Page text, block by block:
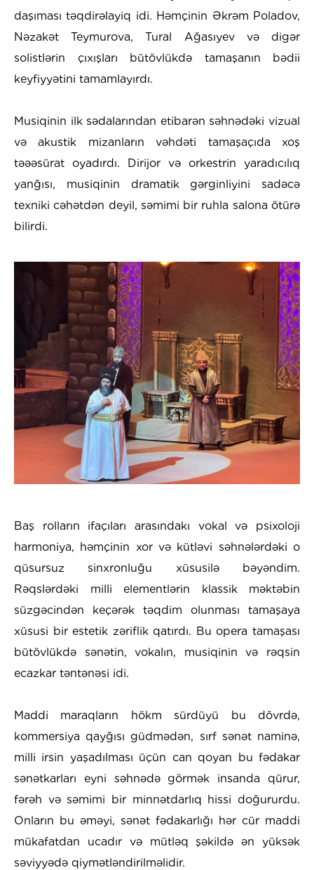
daşıması təqdirəlayiq idi. Həmçinin Əkrəm Poladov,
Nəzakət Teymurova, Tural Ağasıyev və digər
solistlərin çıxışları bütövlükdə tamaşanın bədii
keyfiyyətini tamamlayırdı.
Musiqinin ilk sədalarından etibarən səhnədəki vizual
və akustik mizanların vəhdəti tamaşaçıda xoş
təəəsürat oyadırdı. Dirijor və orkestrin yaradıcılıq
yanğısı, musiqinin dramatik gərginliyini sadəcə
texniki cəhətdən deyil, səmimi bir ruhla salona ötürə
bilirdi.
Baş rolların ifaçıları arasındakı vokal və psixoloji
harmoniya, həmçinin xor və kütləvi səhnələrdəki o
qüsursuz sinxronluğu xüsusilə bəyəndim.
Rəqslərdəki milli elementlərin klassik məktəbin
süzgəcindən keçərək təqdim olunması tamaşaya
xüsusi bir estetik zəriflik qatırdı. Bu opera tamaşası
bütövlükdə sənətin, vokalın, musiqinin və rəqsin
ecazkar təntənəsi idi.
Maddi maraqların hökm sürdüyü bu dövrdə,
kommersiya qayğısı güdmədən, sırf sənət naminə,
milli irsin yaşadılması üçün can qoyan bu fədakar
sənətkarları eyni səhnədə görmək insanda qürur,
fərəh və səmimi bir minnətdarlıq hissi doğururdu.
Onların bu əməyi, sənət fədakarlığı hər cür maddi
mükafatdan ucadır və mütləq şəkildə ən yüksək
səviyyədə qiymətləndirilməlidir.